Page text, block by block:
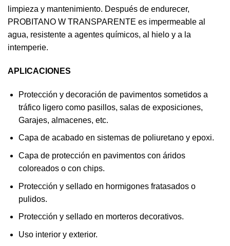
limpieza y mantenimiento. Después de endurecer,
PROBITANO W TRANSPARENTE es impermeable al
agua, resistente a agentes químicos, al hielo y a la
intemperie.
APLICACIONES
Protección y decoración de pavimentos sometidos a
tráfico ligero como pasillos, salas de exposiciones,
Garajes, almacenes, etc.
Capa de acabado en sistemas de poliuretano y epoxi.
Capa de protección en pavimentos con áridos
coloreados o con chips.
Protección y sellado en hormigones fratasados o
pulidos.
Protección y sellado en morteros decorativos.
Uso interior y exterior.